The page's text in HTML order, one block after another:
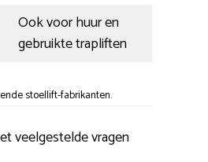
Ook voor huur en
gebruikte trapliften
stoellift-fabrikanten.
veelgestelde vragen